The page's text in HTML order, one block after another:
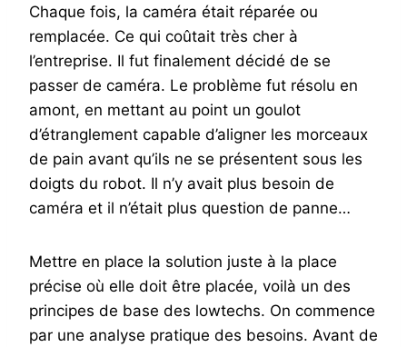
Chaque fois, la caméra était réparée ou
remplacée. Ce qui coûtait très cher à
l’entreprise. Il fut finalement décidé de se
passer de caméra. Le problème fut résolu en
amont, en mettant au point un goulot
d’étranglement capable d’aligner les morceaux
de pain avant qu’ils ne se présentent sous les
doigts du robot. Il n’y avait plus besoin de
caméra et il n’était plus question de panne…
Mettre en place la solution juste à la place
précise où elle doit être placée, voilà un des
principes de base des lowtechs. On commence
par une analyse pratique des besoins. Avant de